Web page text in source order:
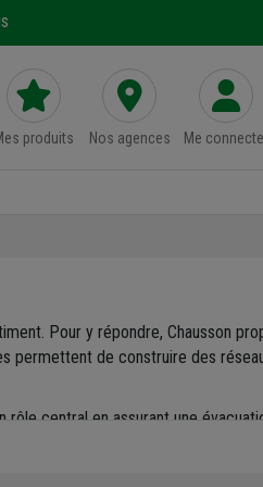
produits Nos agences Me
Pour y répondre, Chausson
permettent de construire des
rôle central en assurant une